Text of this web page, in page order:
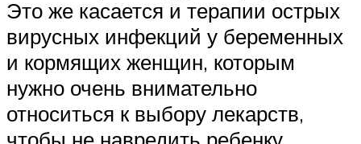
Это же касается и терапии острых
вирусных инфекций у беременных
и кормящих женщин, которым
нужно очень внимательно
относиться к выбору лекарств,
чтобы не навредить ребенку.